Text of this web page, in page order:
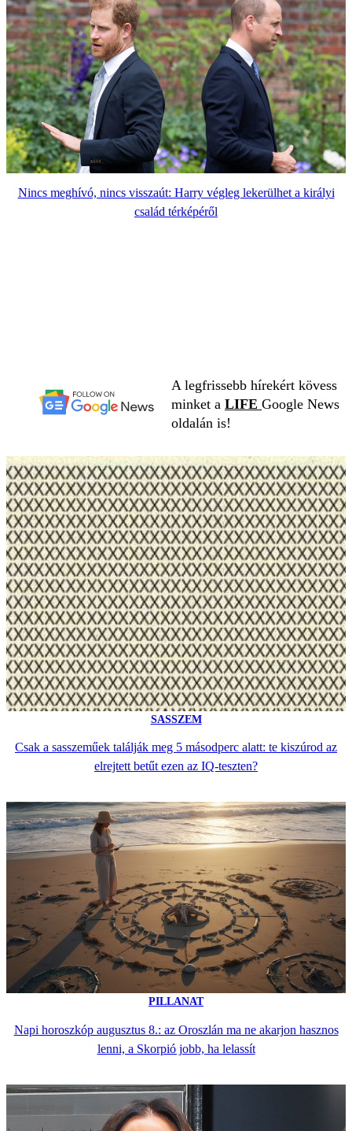
Nincs meghívó, nincs visszaút: Harry végleg lekerülhet a királyi
család térképéről
A legfrissebb hírekért kövess
minket a LIFE Google News
oldalán is!
SASSZEM
Csak a sasszeműek találják meg 5 másodperc alatt: te kiszúrod az
elrejtett betűt ezen az IQ-teszten?
PILLANAT
Napi horoszkóp augusztus 8.: az Oroszlán ma ne akarjon hasznos
lenni, a Skorpió jobb, ha lelassít